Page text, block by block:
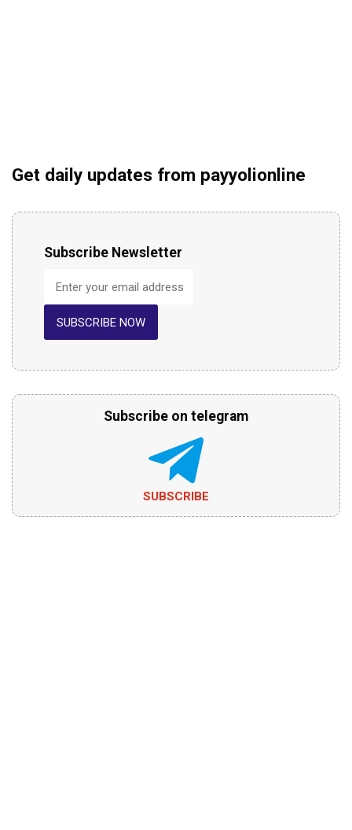
Get daily updates from payyolionline
Subscribe Newsletter
SUBSCRIBE NOW
Subscribe on telegram
SUBSCRIBE